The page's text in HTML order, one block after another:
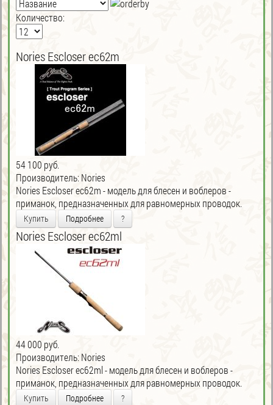
Количество:
Nories Escloser ec62m
54 100 руб.
Производитель:Nories
Nories Escloser ec62m - модель для блесен и воблеров -
приманок, предназначенных для равномерных проводок.
Купить Подробнее ?
Nories Escloser ec62ml
44 000 руб.
Производитель:Nories
Nories Escloser ec62ml - модель для блесен и воблеров -
приманок, предназначенных для равномерных проводок.
Купить Подробнее ?